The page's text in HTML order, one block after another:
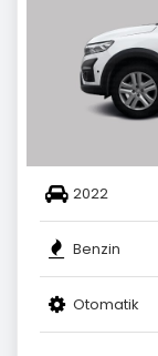
2022
Benzin
Otomatik